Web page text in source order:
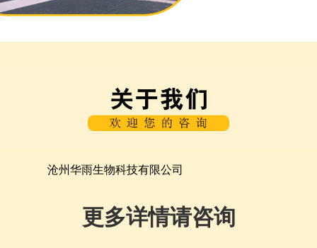
沧州华雨生物科技有限公司
更多详情请咨询